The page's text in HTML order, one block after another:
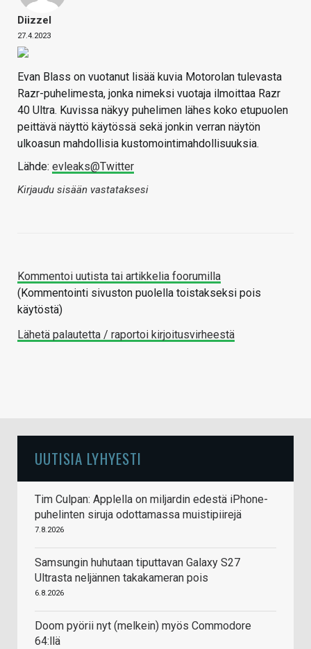
Diizzel
27.4.2023
Evan Blass on vuotanut lisää kuvia Motorolan tulevasta
Razr-puhelimesta, jonka nimeksi vuotaja ilmoittaa Razr
40 Ultra. Kuvissa näkyy puhelimen lähes koko etupuolen
peittävä näyttö käytössä sekä jonkin verran näytön
ulkoasun mahdollisia kustomointimahdollisuuksia.
Lähde: evleaks@Twitter
Kirjaudu sisään vastataksesi
Kommentoi uutista tai artikkelia foorumilla
(Kommentointi sivuston puolella toistakseksi pois
käytöstä)
Lähetä palautetta / raportoi kirjoitusvirheestä
UUTISIA LYHYESTI
Tim Culpan: Applella on miljardin edestä iPhone-
puhelinten siruja odottamassa muistipiirejä
7.8.2026
Samsungin huhutaan tiputtavan Galaxy S27
Ultrasta neljännen takakameran pois
6.8.2026
Doom pyörii nyt (melkein) myös Commodore
64:llä